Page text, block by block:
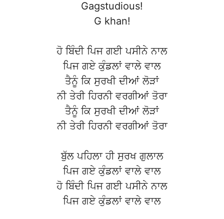
Gagstudious!
G khan!
ਹੋ ਬਿੰਦੀ ਪਿਜ ਗਈ ਪਸੀਨੇ ਨਾਲ
ਪਿਜ ਗਏ ਕੁੰਡਲਾਂ ਵਾਲੇ ਵਾਲ
ਤੈਨੂੰ ਕਿ ਸੁਰਖੀ ਦੀਆਂ ਲੋੜਾਂ
ਨੀ ਤੇਰੀ ਹਿਰਨੀ ਵਰਗੀਆਂ ਤੋਰਾ
ਤੈਨੂੰ ਕਿ ਸੁਰਖੀ ਦੀਆਂ ਲੋੜਾਂ
ਨੀ ਤੇਰੀ ਹਿਰਨੀ ਵਰਗੀਆਂ ਤੋਰਾ
ਬੁੱਲ ਪਹਿਲਾ ਹੀ ਸੁਰਖ ਗੁਲਾਲ
ਪਿਜ ਗਏ ਕੁੰਡਲਾਂ ਵਾਲੇ ਵਾਲ
ਹੋ ਬਿੰਦੀ ਪਿਜ ਗਈ ਪਸੀਨੇ ਨਾਲ
ਪਿਜ ਗਏ ਕੁੰਡਲਾਂ ਵਾਲੇ ਵਾਲ